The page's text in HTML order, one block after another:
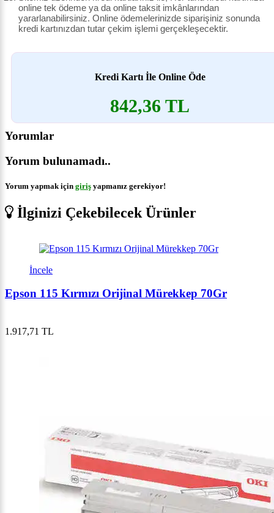
online tek ödeme ya da online taksit imkânlarından
yararlanabilirsiniz. Online ödemelerinizde siparişiniz sonunda
kredi kartınızdan tutar çekim işlemi gerçekleşecektir.
Kredi Kartı İle Online Öde
842,36 TL
Yorumlar
Yorum bulunamadı..
Yorum yapmak için giriş yapmanız gerekiyor!
İlginizi Çekebilecek Ürünler
İncele
Epson 115 Kırmızı Orijinal Mürekkep 70Gr
1.917,71 TL